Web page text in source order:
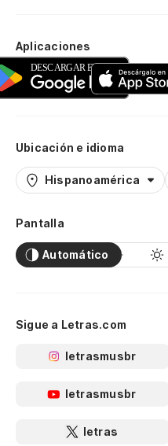
Aplicaciones
Ubicación e idioma
Hispanoamérica
Pantalla
Automático
Sigue a Letras.com
letrasmusbr
letrasmusbr
letras